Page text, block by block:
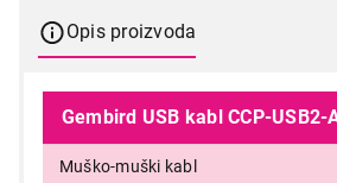
Opis proizvoda
Gembird USB kabl CCP-
Muško-muški kabl